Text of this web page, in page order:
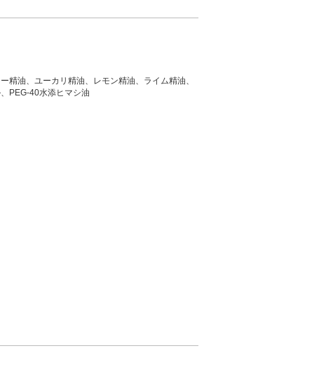
精油、ユーカリ精油、レモン精油、ライム精油、
PEG-40水添ヒマシ油